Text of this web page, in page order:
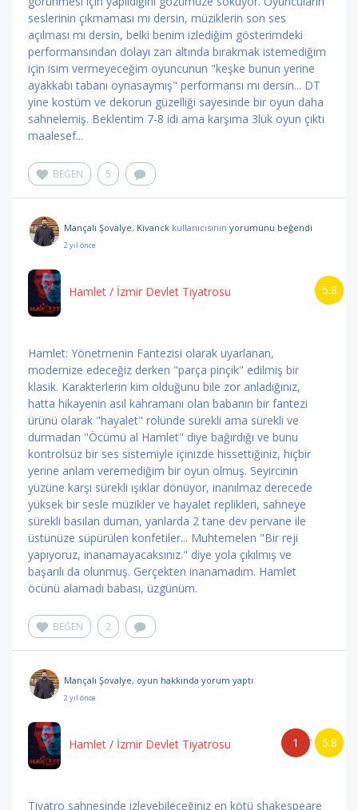
seslerinin çıkmaması mı dersin, müziklerin son ses
açılması mı dersin, belki benim izlediğim gösterimdeki
performansından dolayı zan altında bırakmak istemediğim
için isim vermeyeceğim oyuncunun "keşke bunun yerine
ayakkabı tabanı oynasaymış" performansı mı dersin... DT
yine kostüm ve dekorun güzelliği sayesinde bir oyun daha
sahnelemiş. Beklentim 7-8 idi ama karşıma 3lük oyun çıktı
maalesef...
BEĞEN 5
Mançalı Şovalye, Kivanck kullanıcısının yorumunu beğendi
2 yıl önce
5.8
Hamlet / İzmir Devlet Tiyatrosu
Hamlet: Yönetmenin Fantezisi olarak uyarlanan,
modernize edeceğiz derken "parça pinçik" edilmiş bir
klasik. Karakterlerin kim olduğunu bile zor anladığınız,
hatta hikayenin asıl kahramanı olan babanın bir fantezi
ürünü olarak "hayalet" rolünde sürekli ama sürekli ve
durmadan "Öcümü al Hamlet" diye bağırdığı ve bunu
kontrolsüz bir ses sistemiyle içinizde hissettiğiniz, hiçbir
yerine anlam veremediğim bir oyun olmuş. Seyircinin
yüzüne karşı sürekli ışıklar dönüyor, inanılmaz derecede
yüksek bir sesle müzikler ve hayalet replikleri, sahneye
sürekli basılan duman, yanlarda 2 tane dev pervane ile
üstünüze süpürülen konfetiler... Muhtemelen "Bir reji
yapıyoruz, inanamayacaksınız." diye yola çıkılmış ve
başarılı da olunmuş. Gerçekten inanamadım. Hamlet
öcünü alamadı babası, üzgünüm.
BEĞEN 2
Mançalı Şovalye, oyun hakkında yorum yaptı
2 yıl önce
5.8
/
1
Hamlet / İzmir Devlet Tiyatrosu
Tiyatro sahnesinde izleyebileceğiniz en kötü shakespeare